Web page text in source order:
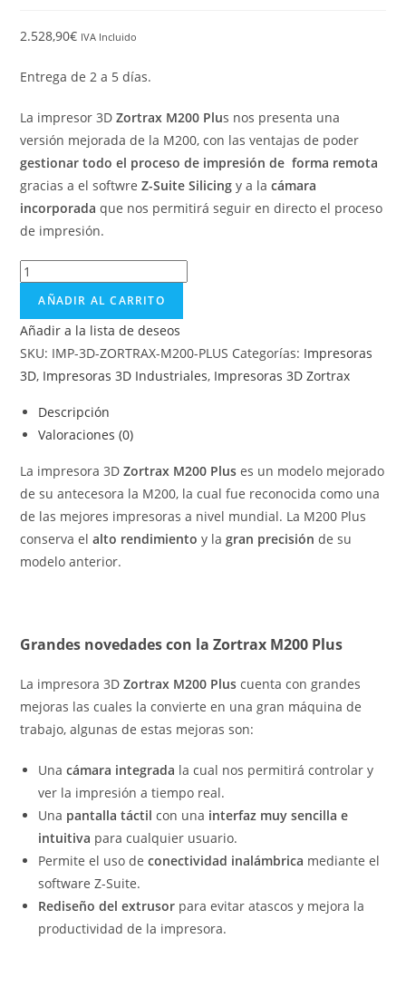
2.528,90€ IVA Incluido
Entrega de 2 a 5 días.
La impresor 3DZortrax M200 Plus nos presenta una
versión mejorada de la M200, con las ventajas de poder
gestionar todo el proceso de impresión de forma remota
gracias a el softwreZ-Suite Silicing y a lacámara
incorporada que nos permitirá seguir en directo el proceso
de impresión.
AÑADIR AL CARRITO
Añadir a la lista de deseos
SKU: IMP-3D-ZORTRAX-M200-PLUS Categorías: Impresoras
3D, Impresoras 3D Industriales, Impresoras 3D Zortrax
Descripción
Valoraciones (0)
La impresora 3DZortrax M200 Plus es un modelo mejorado
de su antecesora la M200, la cual fue reconocida como una
de las mejores impresoras a nivel mundial. La M200 Plus
conserva el alto rendimiento y lagran precisión de su
modelo anterior.
Grandes novedades con la Zortrax M200 Plus
La impresora 3DZortrax M200 Plus cuenta con grandes
mejoras las cuales la convierte en una gran máquina de
trabajo, algunas de estas mejoras son:
Unacámara integrada la cual nos permitirá controlar y
ver la impresión a tiempo real.
Una pantalla táctil con una interfaz muy sencilla e
intuitiva para cualquier usuario.
Permite el uso deconectividad inalámbrica mediante el
software Z-Suite.
Rediseño del extrusor para evitar atascos y mejora la
productividad de la impresora.